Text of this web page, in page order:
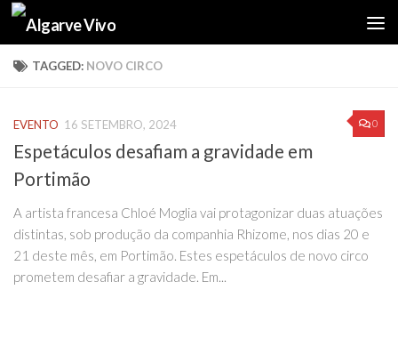
Skip to content
TAGGED: NOVO CIRCO
0
EVENTO 16 SETEMBRO, 2024
Espetáculos desafiam a gravidade em
Portimão
A artista francesa Chloé Moglia vai protagonizar duas atuações
distintas, sob produção da companhia Rhizome, nos dias 20 e
21 deste mês, em Portimão. Estes espetáculos de novo circo
prometem desafiar a gravidade. Em...